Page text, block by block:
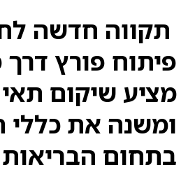
תקווה חדשה
פיתוח פורץ דרך
מציע שיקום
ומשנה את
בתחום הבריאות